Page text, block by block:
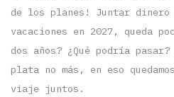
de los planes! Juntar
vacaciones en 2027, queda
dos años? ¿Qué podría
plata no más, en eso
viaje juntos.